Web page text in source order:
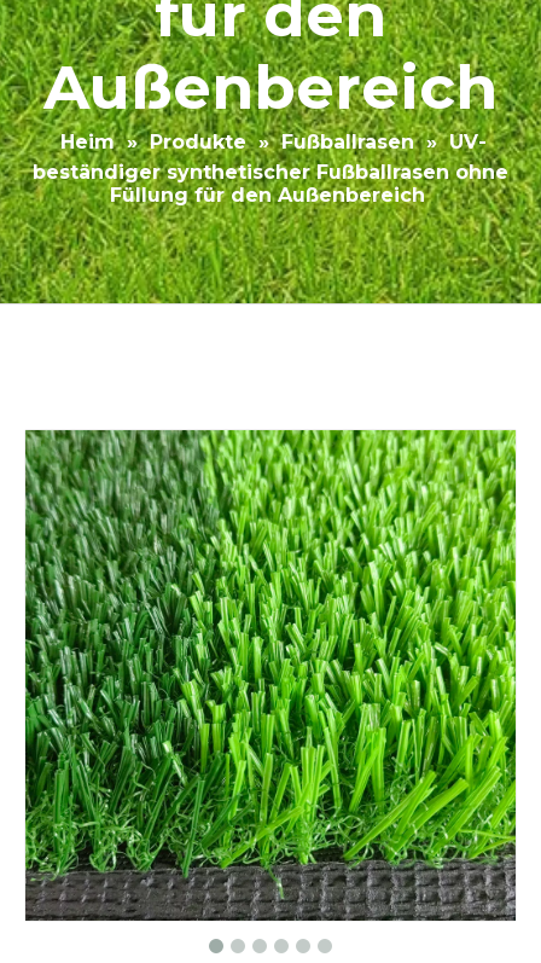
für den
Außenbereich
Heim » Produkte » Fußballrasen » UV-
beständiger synthetischer Fußballrasen ohne
Füllung für den Außenbereich